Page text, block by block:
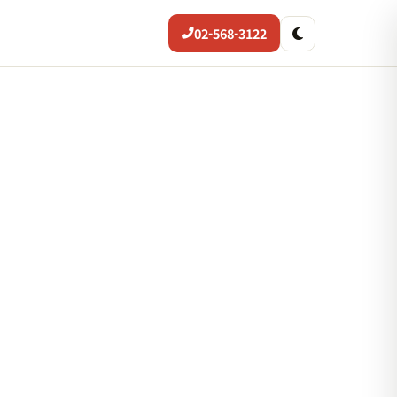
02-568-3122